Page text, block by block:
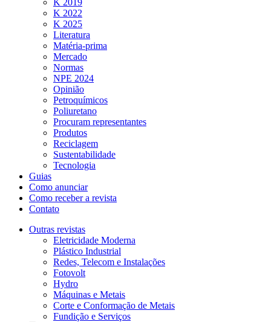
K 2019
K 2022
K 2025
Literatura
Matéria-prima
Mercado
Normas
NPE 2024
Opinião
Petroquímicos
Poliuretano
Procuram representantes
Produtos
Reciclagem
Sustentabilidade
Tecnologia
Guias
Como anunciar
Como receber a revista
Contato
Outras revistas
Eletricidade Moderna
Plástico Industrial
Redes, Telecom e Instalações
Fotovolt
Hydro
Máquinas e Metais
Corte e Conformação de Metais
Fundição e Serviços